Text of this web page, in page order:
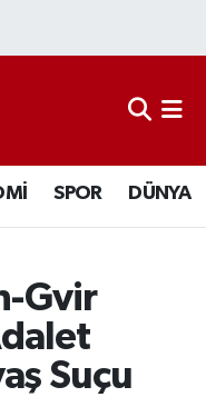
SPOR DÜNYA
Gvir
Suçu